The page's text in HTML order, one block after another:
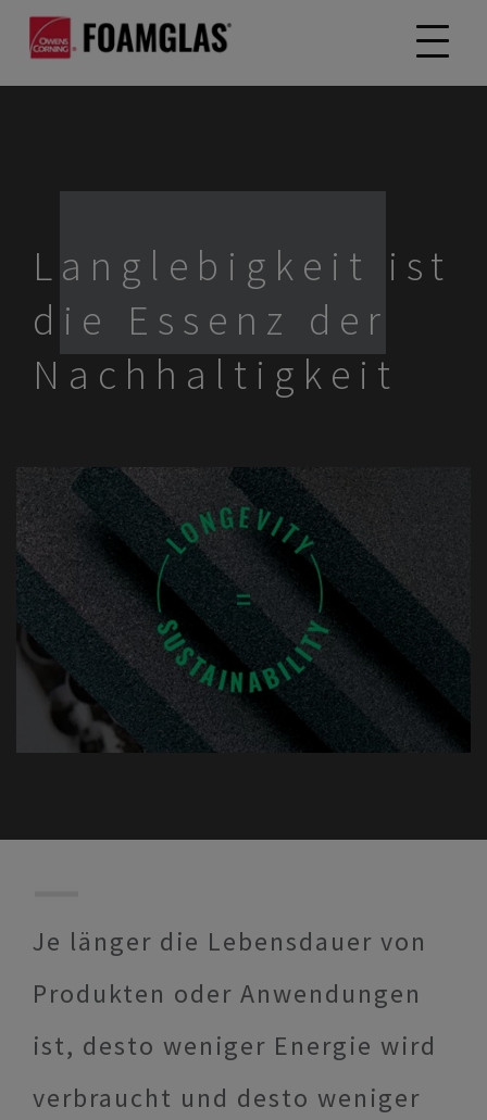
Langlebigkeit ist
die Essenz der
Nachhaltigkeit
Je länger die Lebensdauer von
Produkten oder Anwendungen
ist, desto weniger Energie wird
verbraucht und desto weniger